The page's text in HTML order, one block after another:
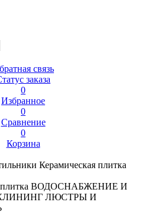
связь
заказа
0
Избранное
0
Сравнение
0
Корзина
Керамическая плитка
ВОДОСНАБЖЕНИЕ И
ЛЮСТРЫ И